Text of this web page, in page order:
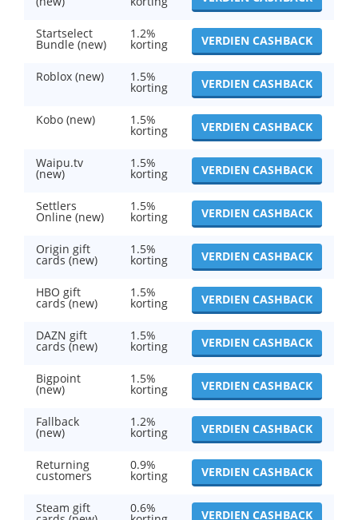
Startselect
Bundle (new)
1.2%
korting VERDIEN CASHBACK
Roblox (new) 1.5%
korting VERDIEN CASHBACK
Kobo (new) 1.5%
korting VERDIEN CASHBACK
Waipu.tv
(new)
1.5%
korting VERDIEN CASHBACK
Settlers
Online (new)
1.5%
korting VERDIEN CASHBACK
Origin gift
cards (new)
1.5%
korting VERDIEN CASHBACK
HBO gift
cards (new)
1.5%
korting VERDIEN CASHBACK
DAZN gift
cards (new)
1.5%
korting VERDIEN CASHBACK
Bigpoint
(new)
1.5%
korting VERDIEN CASHBACK
Fallback
(new)
1.2%
korting VERDIEN CASHBACK
Returning
customers
0.9%
korting VERDIEN CASHBACK
Steam gift 0.6% VERDIEN CASHBACK